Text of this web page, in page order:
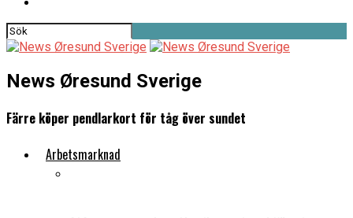
News Øresund Sverige
Färre köper pendlarkort för tåg över sundet
Arbetsmarknad